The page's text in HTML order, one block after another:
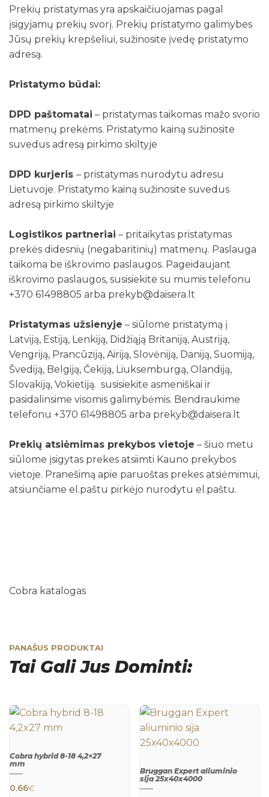
Prekių pristatymas yra apskaičiuojamas pagal
įsigyjamų prekių svorį. Prekių pristatymo galimybes
Jūsų prekių krepšeliui, sužinosite įvedę pristatymo
adresą.
Pristatymo būdai:
DPD paštomatai – pristatymas taikomas mažo svorio
matmenų prekėms. Pristatymo kainą sužinosite
suvedus adresą pirkimo skiltyje
DPD kurjeris – pristatymas nurodytu adresu
Lietuvoje. Pristatymo kainą sužinosite suvedus
adresą pirkimo skiltyje
Logistikos partneriai – pritaikytas pristatymas
prekės didesnių (negabaritinių) matmenų. Paslauga
taikoma be iškrovimo paslaugos. Pageidaujant
iškrovimo paslaugos, susisiekite su mumis telefonu
+370 61498805 arba prekyb@daisera.lt
Pristatymas užsienyje – siūlome pristatymą į
Latviją, Estiją, Lenkiją, Didžiąją Britaniją, Austriją,
Vengriją, Prancūziją, Airiją, Slovėniją, Daniją, Suomiją,
Švediją, Belgiją, Čekiją, Liuksemburgą, Olandiją,
Slovakiją, Vokietiją. susisiekite asmeniškai ir
pasidalinsime visomis galimybėmis. Bendraukime
telefonu +370 61498805 arba prekyb@daisera.lt
Prekių atsiėmimas prekybos vietoje – šiuo metu
siūlome įsigytas prekes atsiimti Kauno prekybos
vietoje. Pranešimą apie paruoštas prekes atsiėmimui,
atsiunčiame el.paštu pirkėjo nurodytu el.paštu.
Cobra katalogas
PANAŠUS PRODUKTAI
Tai Gali Jus Dominti:
Cobra hybrid 8-18 4,2×27
mm
0.66€
Bruggan Expert aliuminio
sija 25х40х4000